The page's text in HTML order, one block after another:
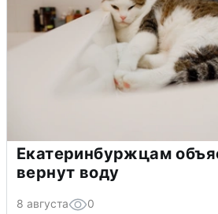
Екатеринбуржцам
вернут воду
8 августа 0